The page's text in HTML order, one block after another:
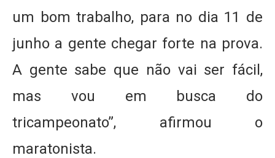
um bom trabalho, para no dia 11 de
junho a gente chegar forte na prova.
A gente sabe que não vai ser fácil,
mas vou em busca do
tricampeonato”, afirmou o
maratonista.